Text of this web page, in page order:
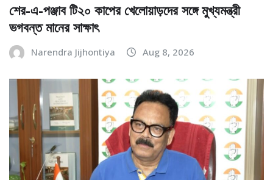
শের-এ-পঞ্জাব টি২০ কাপের খেলোয়াড়দের সঙ্গে মুখ্যমন্ত্রী
ভগবন্ত মানের সাক্ষাৎ
Narendra Jijhontiya Aug 8, 2026